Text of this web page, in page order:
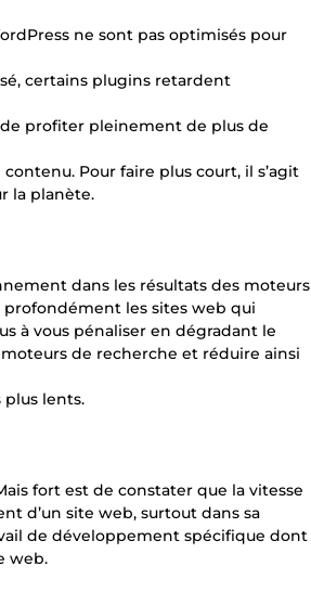
ne sont pas optimisés pour
certains plugins retardent
profiter pleinement de plus de
Pour faire plus court, il s’agit
la planète.
dans les résultats des moteurs
profondément les sites web qui
à vous pénaliser en dégradant le
de recherche et réduire ainsi
plus lents.
fort est de constater que la vitesse
d’un site web, surtout dans sa
de développement spécifique dont
web.